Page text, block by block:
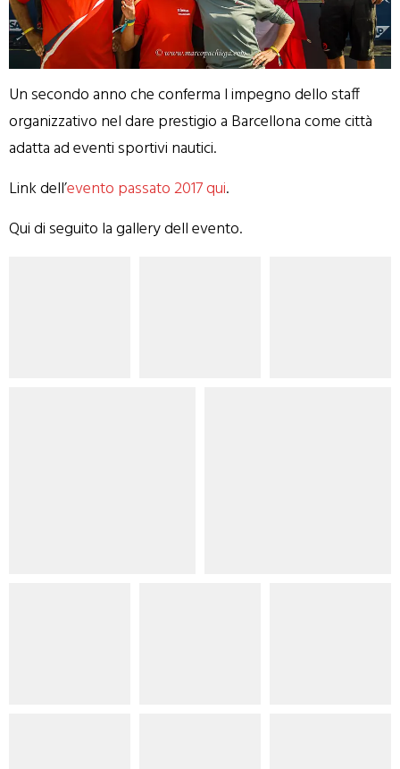
Un secondo anno che conferma l impegno dello staff
organizzativo nel dare prestigio a Barcellona come città
adatta ad eventi sportivi nautici.
Link dell’evento passato 2017 qui.
Qui di seguito la gallery dell evento.